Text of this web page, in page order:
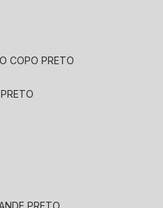
COPO PRETO
PRETO